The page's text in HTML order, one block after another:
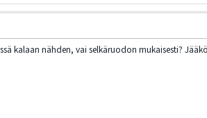
kalaan nähden, vai selkäruodon mukaisesti?